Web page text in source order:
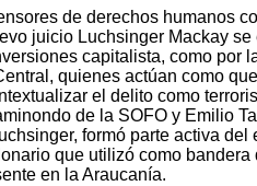
de derechos humanos
juicio Luchsinger Mackay
capitalista, como por
quienes actúan como
el delito como
de la SOFO y Emilio
formó parte activa
que utilizó como
en la Araucanía.